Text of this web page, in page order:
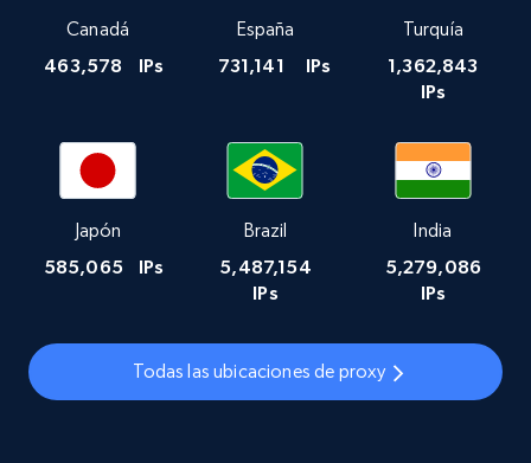
Canadá
463,578 IPs
España
731,141 IPs
Turquía
1,362,843
IPs
Japón
585,065 IPs
Brazil
5,487,154
IPs
India
5,279,086
IPs
Todas las ubicaciones de proxy